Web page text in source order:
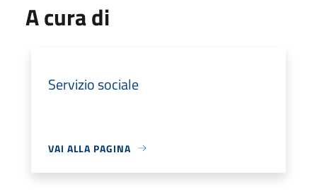
A cura di
Servizio sociale
VAI ALLA PAGINA